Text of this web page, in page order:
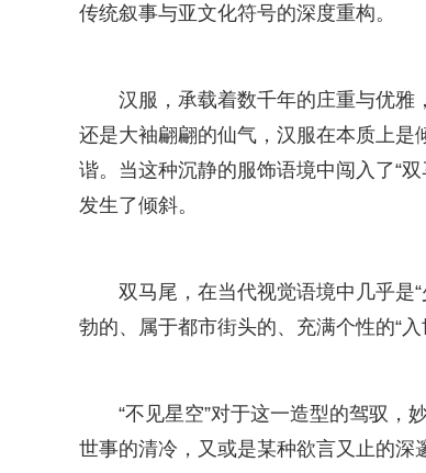
传统叙事与亚文化符号的深度重构。
汉服，承载着数千年的庄重与优雅
还是大袖翩翩的仙气，汉服在本质上是
谐。当这种沉静的服饰语境中闯入了“
发生了倾斜。
双马尾，在当代视觉语境中几乎是
勃的、属于都市街头的、充满个性的“入
“不见星空”对于这一造型的驾驭，
世事的清冷，又或是某种欲言又止的深